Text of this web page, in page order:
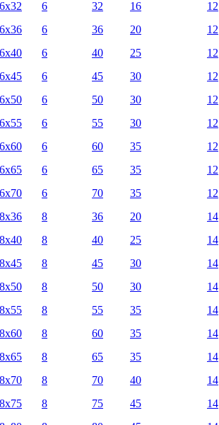
6 32 16 12
6 36 20 12
6 40 25 12
6 45 30 12
6 50 30 12
6 55 30 12
6 60 35 12
6 65 35 12
6 70 35 12
8 36 20 14
8 40 25 14
8 45 30 14
8 50 30 14
8 55 35 14
8 60 35 14
8 65 35 14
8 70 40 14
8 75 45 14